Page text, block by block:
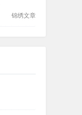
锦绣文章